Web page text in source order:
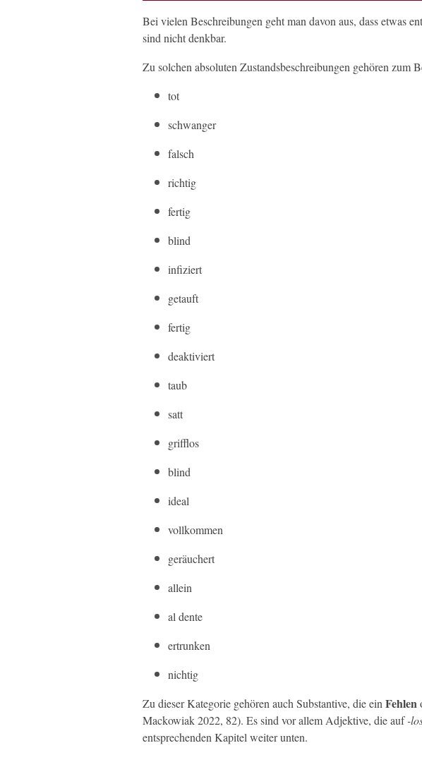
Bei vielen Beschreibungen geht man davon aus, dass etwas
sind nicht denkbar.
Zu solchen absoluten Zustandsbeschreibungen gehören zum
tot
schwanger
falsch
richtig
fertig
blind
infiziert
getauft
fertig
deaktiviert
taub
satt
grifflos
blind
ideal
vollkommen
geräuchert
allein
al dente
ertrunken
nichtig
Zu dieser Kategorie gehören auch Substantive, die ein Fehlen
Mackowiak 2022, 82). Es sind vor allem Adjektive, die auf-
entsprechenden Kapitel weiter unten.